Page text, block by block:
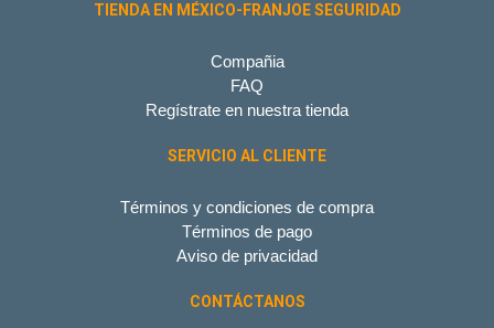
TIENDA EN MÉXICO-FRANJOE SEGURIDAD
Compañia
FAQ
Regístrate en nuestra tienda
SERVICIO AL CLIENTE
Términos y condiciones de compra
Términos de pago
Aviso de privacidad
CONTÁCTANOS